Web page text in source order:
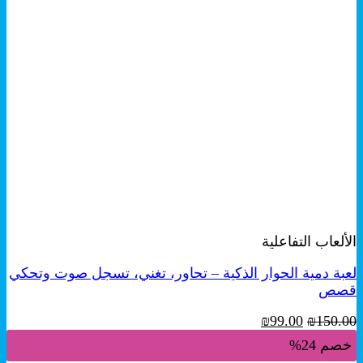
الألعاب التفاعلية
لعبة دمية الحوار الذكية – تحاور، تغني، تسجل صوت وتحكي
قصص
₪150.00
السعر
الأصلي
هو:
₪99.00
خصم 24%